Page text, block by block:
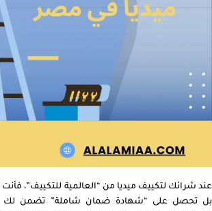
عند شرائك لتكييف ميديا من “العالمية للتكييف”،
بل تحصل على “شهادة ضمان شاملة” تضمن لك